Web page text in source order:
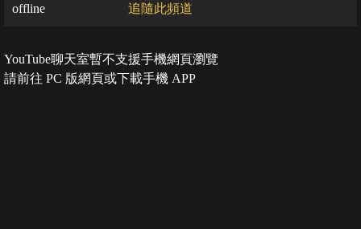
offline 追隨此頻道
YouTube聊天室暫不支援手機網頁瀏覽
請前往 PC 版網頁或下載手機 APP